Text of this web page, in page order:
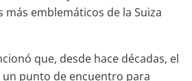
emblemáticos de la Suiza
que, desde hace décadas, el
un punto de encuentro para